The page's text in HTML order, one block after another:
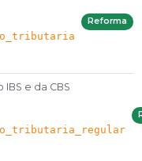
Reforma
e da CBS